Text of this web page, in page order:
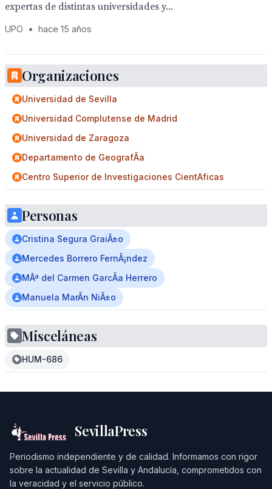
expertas de distintas universidades y...
UPO • hace 15 años
Organizaciones
Universidad de Sevilla
Universidad Complutense de Madrid
Universidad de Zaragoza
Departamento de GeografÃ­a
Centro Superior de Investigaciones CientA­ficas
Personas
Cristina Segura GraiÃ±o
Mercedes Borrero FernÃ¡ndez
MÂª del Carmen GarcÃ­a Herrero
Manuela MarÃ­n NiÃ±o
Misceláneas
HUM-686
SevillaPress
Periodismo independiente y de calidad. Informamos con rigor
sobre la actualidad de Sevilla y Andalucía, comprometidos con
la veracidad y el servicio público.